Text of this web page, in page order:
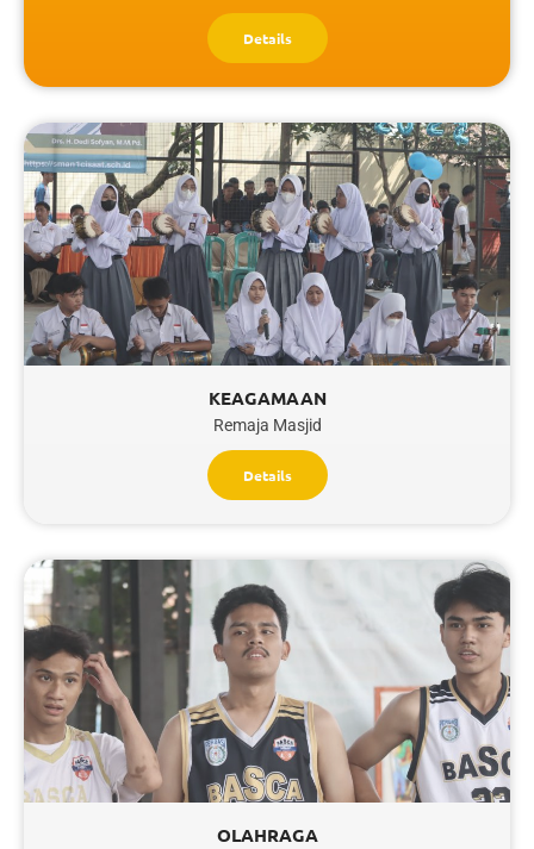
Details
KEAGAMAAN
Remaja Masjid
Details
OLAHRAGA